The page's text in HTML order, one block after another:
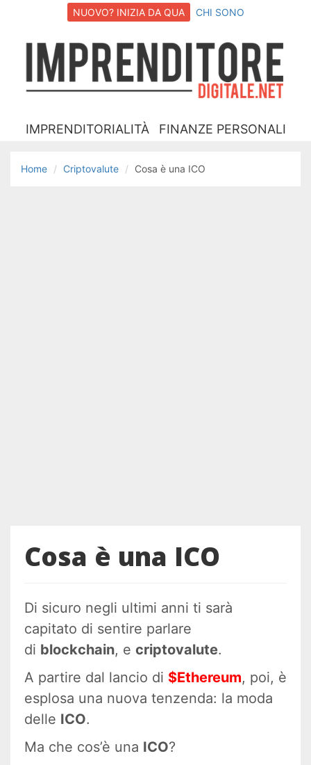
NUOVO? INIZIA DA QUA CHI SONO
IMPRENDITORIALITÀ FINANZE PERSONALI
Home Criptovalute Cosa è una ICO
Cosa è una ICO
Di sicuro negli ultimi anni ti sarà
capitato di sentire parlare
di blockchain, e criptovalute.
A partire dal lancio di $Ethereum, poi, è
esplosa una nuova tenzenda: la moda
delle ICO.
Ma che cos’è una ICO?